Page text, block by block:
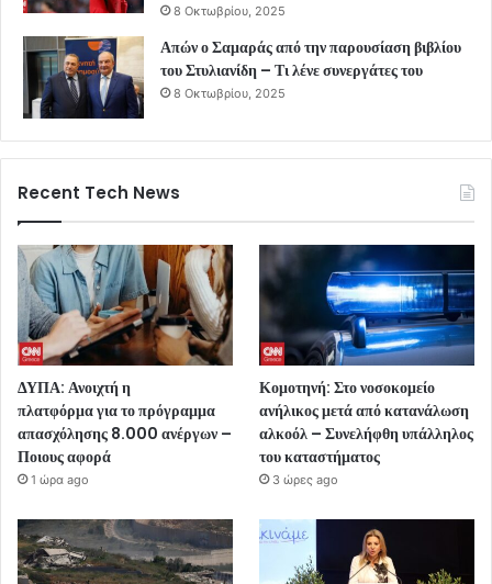
8 Οκτωβρίου, 2025
Απών ο Σαμαράς από την παρουσίαση βιβλίου
του Στυλιανίδη – Τι λένε συνεργάτες του
8 Οκτωβρίου, 2025
Recent Tech News
ΔΥΠΑ: Ανοιχτή η
πλατφόρμα για το πρόγραμμα
απασχόλησης 8.000 ανέργων –
Ποιους αφορά
1 ώρα ago
Κομοτηνή: Στο νοσοκομείο
ανήλικος μετά από κατανάλωση
αλκοόλ – Συνελήφθη υπάλληλος
του καταστήματος
3 ώρες ago